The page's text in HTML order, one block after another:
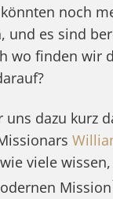
noch
und es sind
wo finden wir
uns dazu kurz
viele
Mission